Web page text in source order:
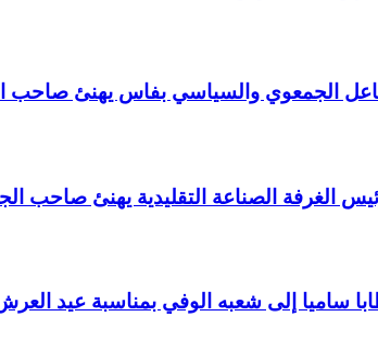
والسياسي بفاس يهنئ صاحب الجلالة بمناسبة
الصناعة التقليدية يهنئ صاحب الجلالة محمد
ساميا إلى شعبه الوفي بمناسبة عيد